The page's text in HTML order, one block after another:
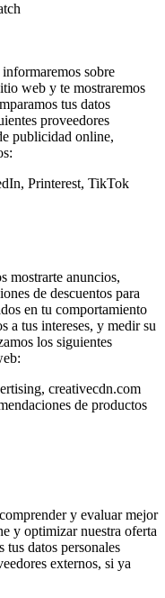
sobre
web y te mostraremos
tus datos
proveedores
publicidad online,
Printerest, TikTok
mostrarte anuncios,
de descuentos para
en tu comportamiento
a tus intereses, y medir su
los siguientes
creativecdn.com
de productos
y evaluar mejor
y optimizar nuestra oferta
datos personales
externos, si ya